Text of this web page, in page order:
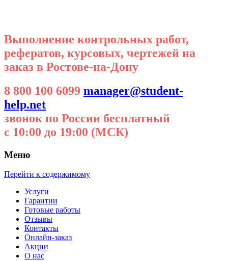
Выполнение контрольных работ,
рефератов, курсовых, чертежей на
заказ в Ростове-на-Дону
8 800 100 6099 manager@student-
help.net
звонок по России бесплатный
с 10:00 до 19:00 (МСК)
Меню
Перейти к содержимому
Услуги
Гарантии
Готовые работы
Отзывы
Контакты
Онлайн-заказ
Акции
О нас